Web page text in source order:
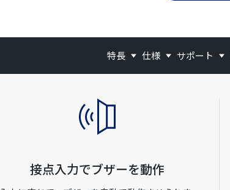
特長 仕様 サポート
接点入力でブザーを動作